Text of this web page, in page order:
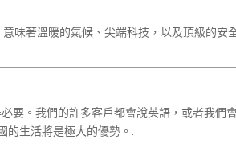
味著溫暖的氣候、尖端科技，以及頂級的安
。我們的許多客戶都會說英語，或者我們
的生活將是極大的優勢。.